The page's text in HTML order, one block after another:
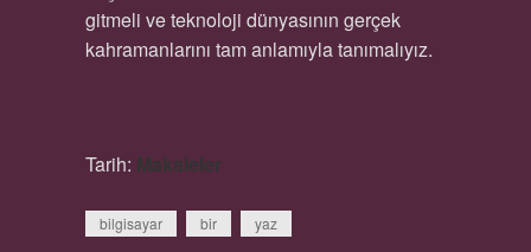
gitmeli ve teknoloji dünyasının gerçek
kahramanlarını tam anlamıyla tanımalıyız.
Tarih: Makaleler
bilgisayar bir yaz